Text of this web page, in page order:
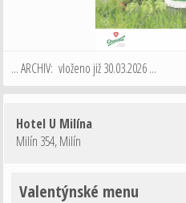
... ARCHIV: vloženo již 30.03.2026 ...
Hotel U Milína
Milín 354,Milín
Valentýnské menu